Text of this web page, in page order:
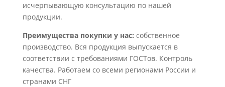
исчерпывающую консультацию по нашей
продукции.
Преимущества покупки у нас: собственное
производство. Вся продукция выпускается в
соответствии с требованиями ГОСТов. Контроль
качества. Работаем со всеми регионами России и
странами СНГ